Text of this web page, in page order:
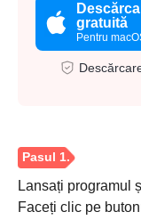
gratuită
Pentru
Lansați programul
Faceți clic pe